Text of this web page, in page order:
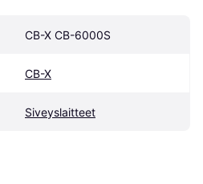
CB-X CB-6000S
CB-X
Siveyslaitteet